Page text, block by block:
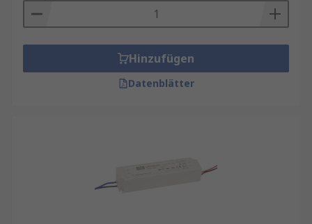
Hinzufügen
Datenblätter